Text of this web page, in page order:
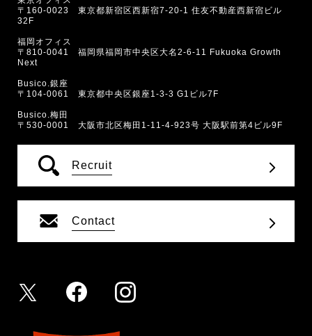
〒160-0023 東京都新宿区西新宿7-20-1 住友不動産西新宿ビル
32F
福岡オフィス
〒810-0041 福岡県福岡市中央区大名2-6-11 Fukuoka Growth
Next
Busico.銀座
〒104-0061 東京都中央区銀座1-3-3 G1ビル7F
Busico.梅田
〒530-0001 大阪市北区梅田1-11-4-923号 大阪駅前第4ビル9F
Recruit
Contact